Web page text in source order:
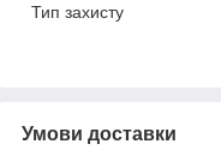
Тип захисту
Умови доставки